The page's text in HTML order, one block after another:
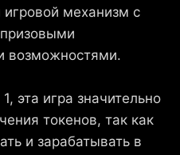
игровой механизм с
возможностями.
эта игра значительно
токенов, так как
и зарабатывать в